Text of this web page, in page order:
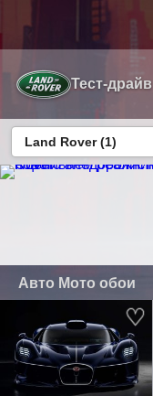
Тест-
Авто Мото обои